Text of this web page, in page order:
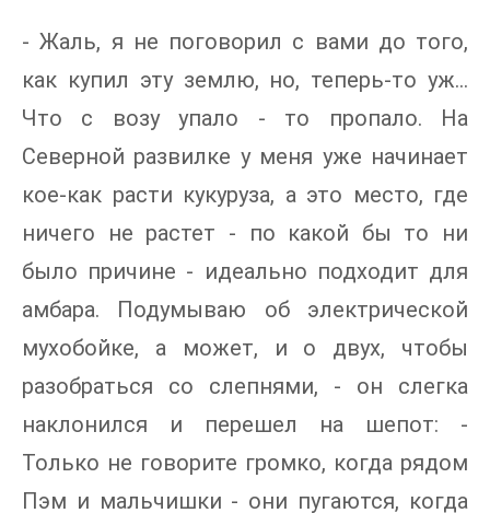
- Жаль, я не поговорил с вами до того,
как купил эту землю, но, теперь-то уж...
Что с возу упало - то пропало. На
Северной развилке у меня уже начинает
кое-как расти кукуруза, а это место, где
ничего не растет - по какой бы то ни
было причине - идеально подходит для
амбара. Подумываю об электрической
мухобойке, а может, и о двух, чтобы
разобраться со слепнями, - oн слегка
наклонился и перешел на шепот: -
Только не говорите громко, когда рядом
Пэм и мальчишки - они пугаются, когда